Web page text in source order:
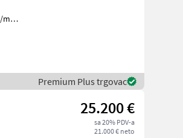
Premium Plus trgovac
25.200 €
sa 20% PDV-a
21.000 € neto